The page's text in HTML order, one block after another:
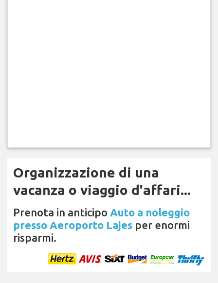
Organizzazione di una
vacanza o viaggio d'affari...
Prenota in anticipo Auto a noleggio
presso Aeroporto Lajes per enormi
risparmi.